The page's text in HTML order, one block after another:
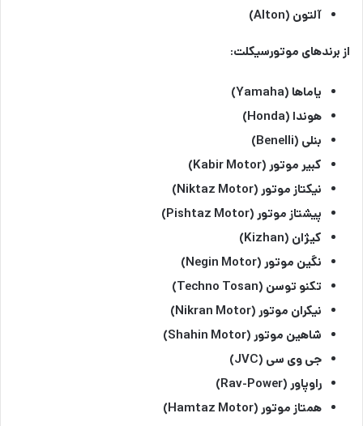
آلتون (Alton)
از برندهای موتورسیکلت:
یاماها (Yamaha)
هوندا (Honda)
بنلی (Benelli)
کبیر موتور (Kabir Motor)
نیکتاز موتور (Niktaz Motor)
پیشتاز موتور (Pishtaz Motor)
کیژان (Kizhan)
نگین موتور (Negin Motor)
تکنو توسن (Techno Tosan)
نیکران موتور (Nikran Motor)
شاهین موتور (Shahin Motor)
جی وی سی (JVC)
راوپاور (Rav-Power)
همتاز موتور (Hamtaz Motor)